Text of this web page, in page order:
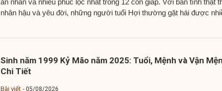
nhân hậu và yêu đời, những người tuổi Hợi thường gặt hái được
Sinh năm 1999 Kỷ Mão năm 2025: Tuổi, Mệnh và Vận
Chi Tiết
Bài viết 05/08/2026